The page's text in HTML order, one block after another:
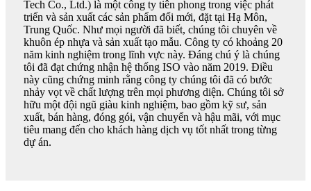
Tech Co., Ltd.) là một công ty tiên phong trong việc phát
triển và sản xuất các sản phẩm đổi mới, đặt tại Hạ Môn,
Trung Quốc. Như mọi người đã biết, chúng tôi chuyên về
khuôn ép nhựa và sản xuất tạo mẫu. Công ty có khoảng 20
năm kinh nghiệm trong lĩnh vực này. Đáng chú ý là chúng
tôi đã đạt chứng nhận hệ thống ISO vào năm 2019. Điều
này cũng chứng minh rằng công ty chúng tôi đã có bước
nhảy vọt về chất lượng trên mọi phương diện. Chúng tôi sở
hữu một đội ngũ giàu kinh nghiệm, bao gồm kỹ sư, sản
xuất, bán hàng, đóng gói, vận chuyển và hậu mãi, với mục
tiêu mang đến cho khách hàng dịch vụ tốt nhất trong từng
dự án.